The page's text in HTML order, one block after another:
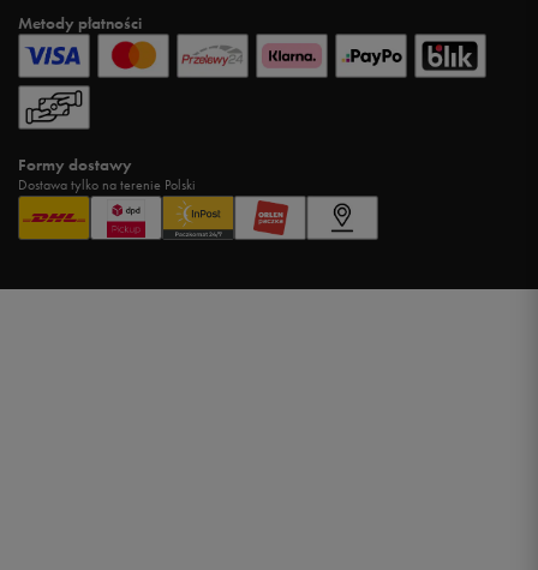
Metody płatności
Formy dostawy
Dostawa tylko na terenie Polski